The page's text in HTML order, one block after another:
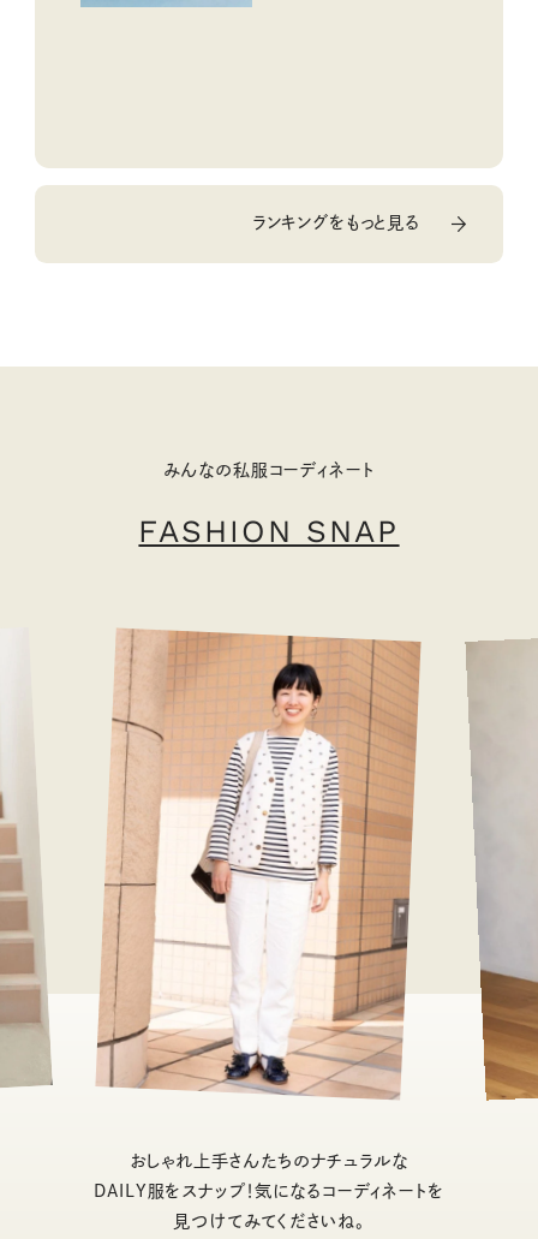
ランキングをもっと見る
みんなの私服コーディネート
FASHION SNAP
おしゃれ上手さんたちのナチュラルな
DAILY服をスナップ！気になるコーディネートを
見つけてみてくださいね。